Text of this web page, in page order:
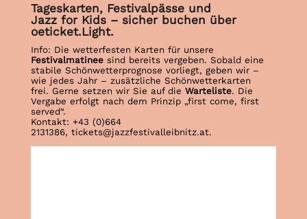
Tageskarten, Festivalpässe und
Jazz for Kids – sicher buchen über
oeticket.Light.
Info: Die wetterfesten Karten für unsere
Festivalmatineesind bereits vergeben. Sobald eine
stabile Schönwetterprognose vorliegt, geben wir –
wie jedes Jahr – zusätzliche Schönwetterkarten
frei. Gerne setzen wir Sie auf die Warteliste. Die
Vergabe erfolgt nach dem Prinzip „first come, first
served“.
Kontakt: +43 (0)664
2131386, tickets@jazzfestivalleibnitz.at.